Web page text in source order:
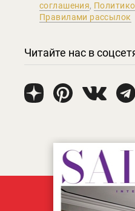
соглашения,
Правилами рассылок
Читайте нас в